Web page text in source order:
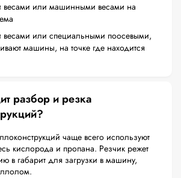
весами или машинными весами на
весами или специальными поосевыми,
машины, на точке где находится
разбор и резка
чаще всего используют
кислорода и пропана. Резчик режет
в габарит для загрузки в машину,